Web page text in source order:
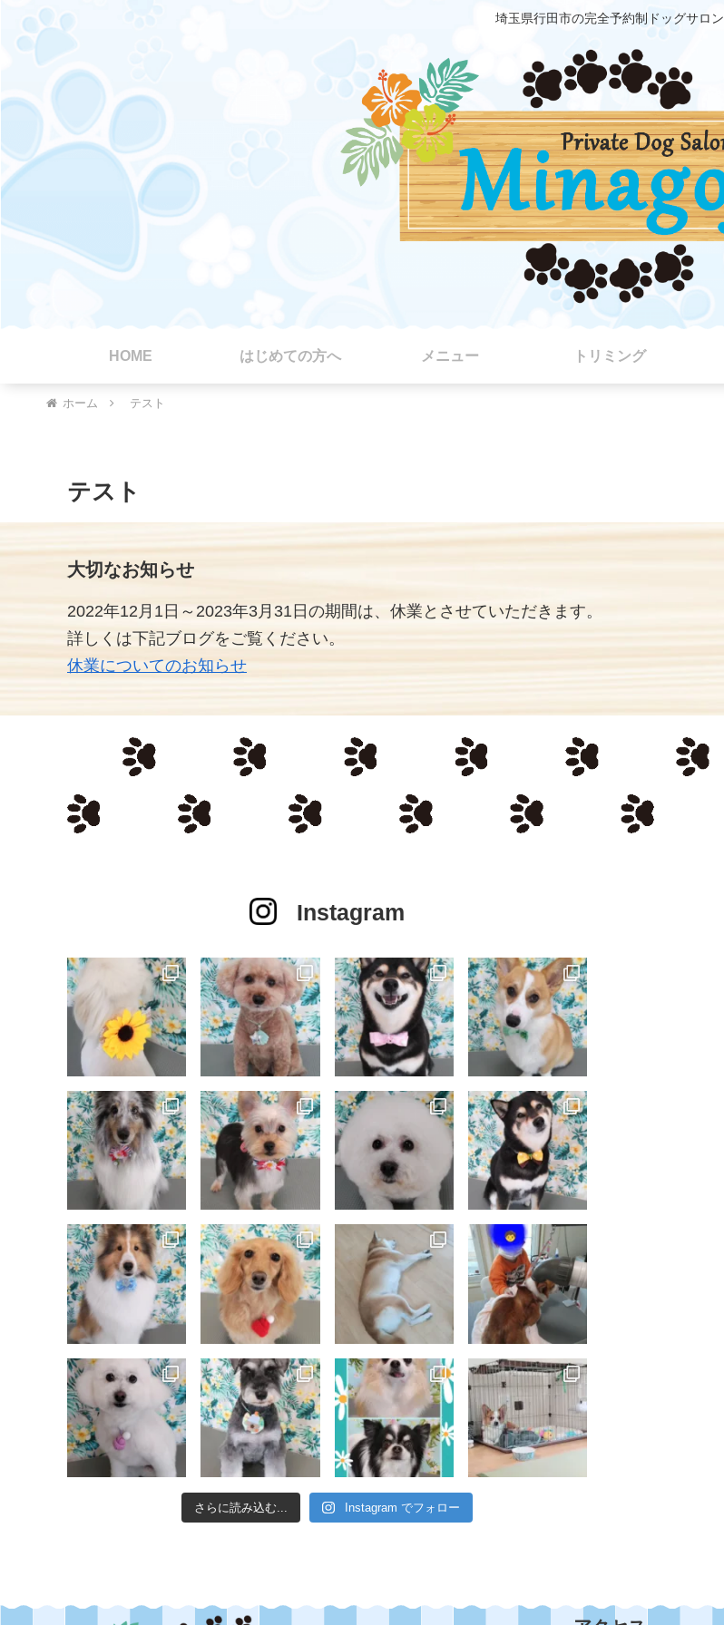
埼玉県行田市の完全予約制ドッグサロン
HOME はじめての方へ メニュー トリミング
ホーム テスト
テスト
大切なお知らせ
2022年12月1日～2023年3月31日の期間は、 休業 とさせていただきます。
詳しくは下記ブログをご覧ください。
休業についてのお知らせ
Instagram
さらに読み込む... Instagram でフォロー